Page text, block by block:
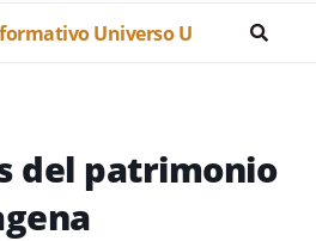
Universo U
del patrimonio